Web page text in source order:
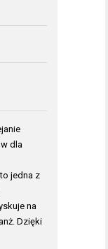
dla
jedna z
na
Dzięki